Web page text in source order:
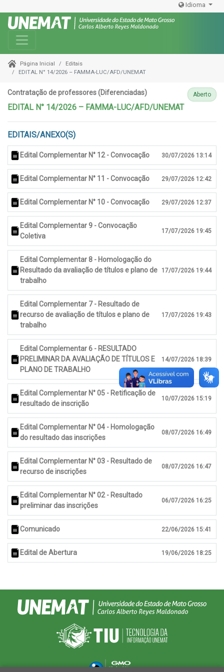
Idioma
Toggle navigation
Página Inicial
Editais
EDITAL N° 14/2026 – FAMMA-LUC/AFD/UNEMAT
Contratação de professores (Diferenciadas) Aberto
EDITAL N° 14/2026 – FAMMA-LUC/AFD/UNEMAT
EDITAIS/ANEXO(S)
Edital Complementar N° 12 - Convocação 30/07/2026 13:14
Edital Complementar N° 11 - Convocação 29/07/2026 12:42
Edital Complementar N° 10 - Convocação 29/07/2026 12:37
Edital Complementar 9 - Convocação
Coletiva
17/07/2026 19:45
Edital Complementar 8 - Homologação do
Resultado da avaliação de títulos e plano de
trabalho
17/07/2026 19:44
Edital Complementar 7 - Resultado de
recurso de avaliação de títulos e plano de
trabalho
17/07/2026 19:43
Edital Complementar 6 - RESULTADO
PRELIMINAR DA AVALIAÇÃO DE TÍTULOS E
PLANO DE TRABALHO
14/07/2026 18:39
Edital Complementar N° 05 - Retificação de
resultado de inscrição
10/07/2026 15:19
Edital Complementar N° 04 - Homologação
do resultado das inscrições
08/07/2026 16:49
Edital Complementar N° 03 - Resultado de
recurso de inscrições
08/07/2026 16:47
Edital Complementar N° 02 - Resultado
preliminar das inscrições
06/07/2026 16:25
Comunicado 22/06/2026 15:41
Edital de Abertura 19/06/2026 18:25